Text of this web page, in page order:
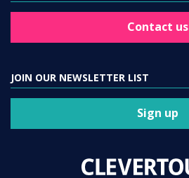
Contact us
JOIN OUR NEWSLETTER LIST
Sign up